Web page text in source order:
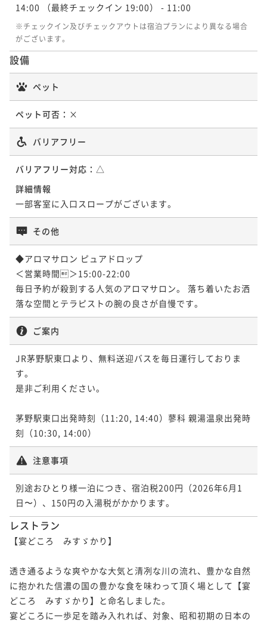
14:00 （最終チェックイン 19:00） - 11:00
※チェックイン及びチェックアウトは宿泊プランにより異なる場合
がございます。
設備
ペット
ペット可否： ×
バリアフリー
バリアフリー対応： △
詳細情報
一部客室に入口スロープがございます。
その他
◆アロマサロン ピュアドロップ
＜営業時間＞15:00-22:00
毎日予約が殺到する人気のアロマサロン。 落ち着いたお洒
落な空間とテラピストの腕の良さが自慢です。
ご案内
JR茅野駅東口より、無料送迎バスを毎日運行しておりま
す。
是非ご利用ください。
茅野駅東口出発時刻（11:20, 14:40）蓼科 親湯温泉出発時
注意事項
別途おひとり様一泊につき、宿泊税200円（2026年6月1
レストラン
【宴どころ　みすゞかり】
透き通るような爽やかな大気と清冽な川の流れ、豊かな自然
に抱かれた信濃の国の豊かな食を味わって頂く場として【宴
どころ　みすゞかり】と命名しました。
宴どころに一歩足を踏み入れれば、対象、昭和初期の日本の